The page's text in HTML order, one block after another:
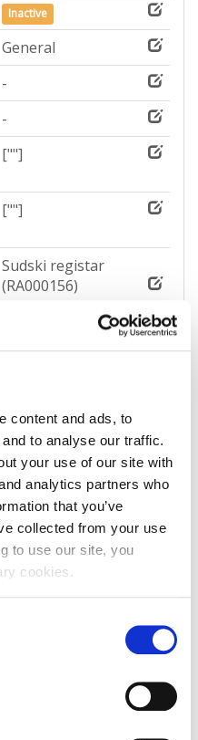
content and ads, to
to analyse our traffic.
your use of our site with
analytics partners who
that you’ve
collected from your use
to use our site, you
cookies.
Inactive
General
-
-
[""]
[""]
Sudski registar
(RA000156)
potpuno potvrđeno
Flaciusova 1
52100
Pula
Croatia